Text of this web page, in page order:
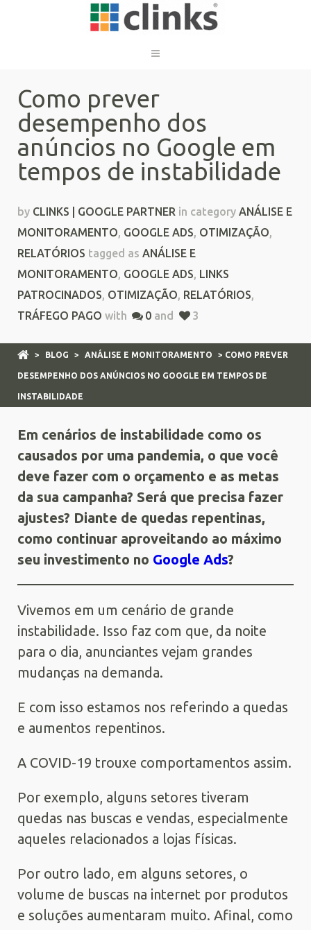
Como prever
desempenho dos
anúncios no Google em
tempos de instabilidade
by CLINKS | GOOGLE PARTNER in category ANÁLISE E
MONITORAMENTO, GOOGLE ADS, OTIMIZAÇÃO,
RELATÓRIOS tagged as ANÁLISE E
MONITORAMENTO, GOOGLE ADS, LINKS
PATROCINADOS, OTIMIZAÇÃO, RELATÓRIOS,
TRÁFEGO PAGO with 0 and 3
> BLOG > ANÁLISE E MONITORAMENTO > COMO PREVER
DESEMPENHO DOS ANÚNCIOS NO GOOGLE EM TEMPOS DE
INSTABILIDADE
Em cenários de instabilidade como os
causados por uma pandemia, o que você
deve fazer com o orçamento e as metas
da sua campanha? Será que precisa fazer
ajustes? Diante de quedas repentinas,
como continuar aproveitando ao máximo
seu investimento no Google Ads?
Vivemos em um cenário de grande
instabilidade. Isso faz com que, da noite
para o dia, anunciantes vejam grandes
mudanças na demanda.
E com isso estamos nos referindo a quedas
e aumentos repentinos.
A COVID-19 trouxe comportamentos assim.
Por exemplo, alguns setores tiveram
quedas nas buscas e vendas, especialmente
aqueles relacionados a lojas físicas.
Por outro lado, em alguns setores, o
volume de buscas na internet por produtos
e soluções aumentaram muito. Afinal, como